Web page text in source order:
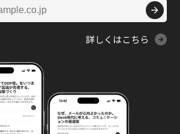
詳しくはこちら